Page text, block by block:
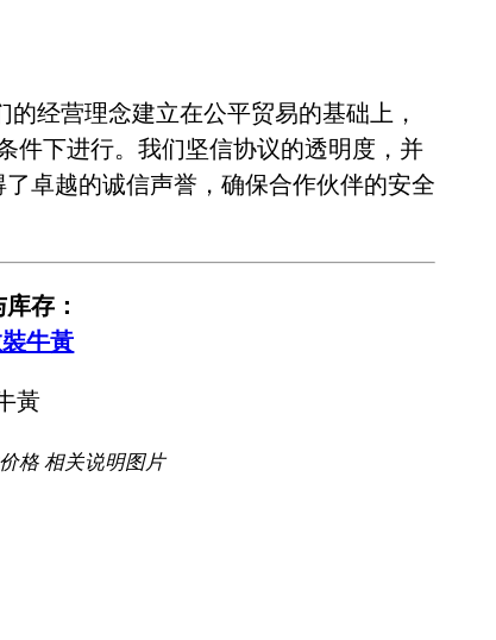
经营理念建立在公平贸易的基础上，
件下进行。我们坚信协议的透明度，并
卓越的诚信声誉，确保合作伙伴的安全
存：
牛黃
格 相关说明图片